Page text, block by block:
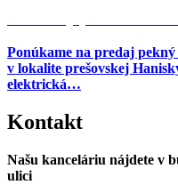
Ponúkame na predaj
v lokalite prešovskej
elektrická…
Kontakt
Našu kanceláriu nájdete v
ulici